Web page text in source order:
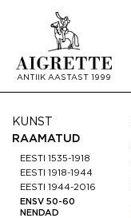
ANTIIK AASTAST 1999
KUNST
RAAMATUD
EESTI 1535-1918
EESTI 1918-1944
EESTI 1944-2016
ENSV 50-60
NENDAD